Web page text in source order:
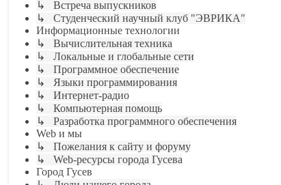
↳ Встреча выпускников
↳ Студенческий научный клуб "ЭВРИКА"
Информационные технологии
↳ Вычислительная техника
↳ Локальные и глобальные сети
↳ Программное обеспечение
↳ Языки программирования
↳ Интернет-радио
↳ Компьютерная помощь
↳ Разработка программного обеспечения
Web и мы
↳ Пожелания к сайту и форуму
↳ Web-ресурсы города Гусева
Город Гусев